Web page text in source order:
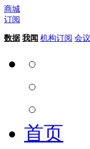
商城
订阅
数据 我闻 机构订阅 会议
首页